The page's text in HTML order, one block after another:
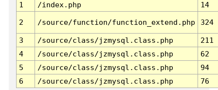
1
/index.php 14
2 /source/function/function_extend.php 324
3 /source/class/jzmysql.class.php
211
4
/source/class/jzmysql.class.php
62
5
/source/class/jzmysql.class.php
94
6
/source/class/jzmysql.class.php 76